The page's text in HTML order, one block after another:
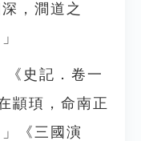
，澗道之
史記．卷一
顓頊，命南正
《三國演